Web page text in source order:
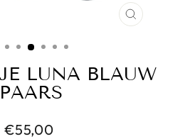
CLOSE
LUNA BLAUW
PAARS
Prijs
€55,00